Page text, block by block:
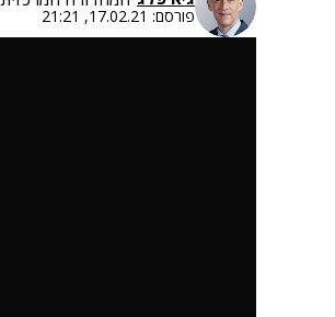
פורסם: 17.02.21, 21:21